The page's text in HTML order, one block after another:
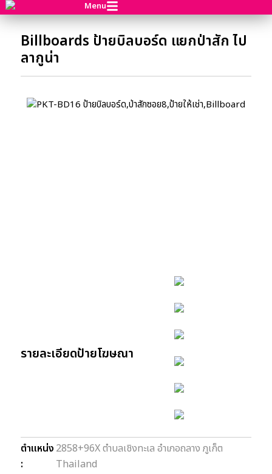
Menu
Billboards ป้ายบิลบอร์ด แยกป่าสัก ไป
ลากูน่า
รายละเอียดป้ายโฆษณา
ตำแหน่ง
:
2858+96X ตำบลเชิงทะเล อำเภอถลาง ภูเก็ต
Thailand